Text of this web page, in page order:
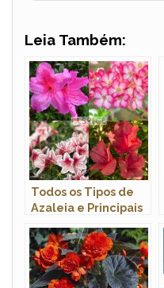
Leia Também:
Todos os Tipos de
Azaleia e Principais
Fotos